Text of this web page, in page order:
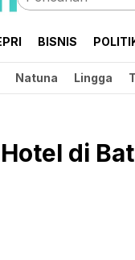
BISNIS
Natuna Lingga
di